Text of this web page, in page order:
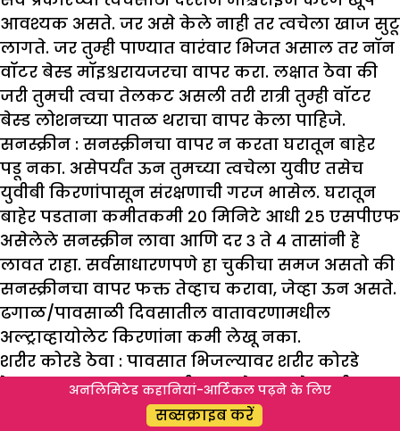
आवश्यक असते. जर असे केले नाही तर त्वचेला खाज सुटू
लागते. जर तुम्ही पाण्यात वारंवार भिजत असाल तर नॉन
वॉटर बेस्ड मॉइश्चरायजरचा वापर करा. लक्षात ठेवा की
जरी तुमची त्वचा तेलकट असली तरी रात्री तुम्ही वॉटर
बेस्ड लोशनच्या पातळ थराचा वापर केला पाहिजे.
सनस्क्रीन : सनस्क्रीनचा वापर न करता घरातून बाहेर
पडू नका. असेपर्यंत ऊन तुमच्या त्वचेला युवीए तसेच
युवीबी किरणांपासून संरक्षणाची गरज भासेल. घरातून
बाहेर पडताना कमीतकमी २० मिनिटे आधी २५ एसपीएफ
असेलेले सनस्क्रीन लावा आणि दर ३ ते ४ तासांनी हे
लावत राहा. सर्वसाधारणपणे हा चुकीचा समज असतो की
सनस्क्रीनचा वापर फक्त तेव्हाच करावा, जेव्हा ऊन असते.
ढगाळ/पावसाळी दिवसातील वातावरणामधील
अल्ट्राव्हायोलेट किरणांना कमी लेखू नका.
शरीर कोरडे ठेवा : पावसात भिजल्यावर शरीर कोरडे
ठेवण्याचा प्रयत्न करा. आर्द्रता असलेल्या हवेत शरीरावर
अनेक प्रकारचे किटाणू वाढीस लागतात. जर तुम्ही
अनलिमिटेड कहानियां-आर्टिकल पढ़ने के लिए
सब्सक्राइब करें